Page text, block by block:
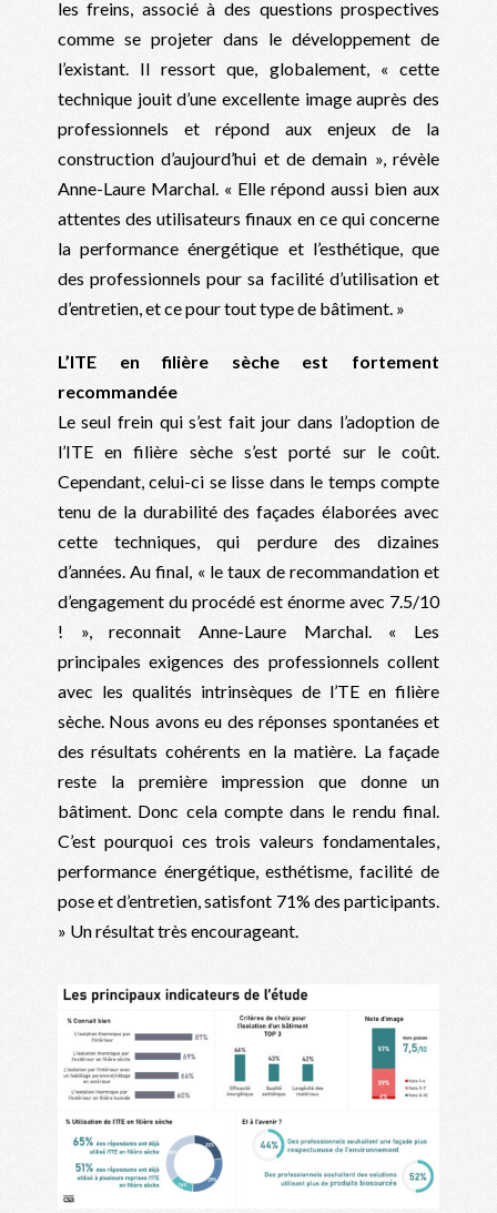
les freins, associé à des questions prospectives
comme se projeter dans le développement de
l’existant. Il ressort que, globalement, « cette
technique jouit d’une excellente image auprès des
professionnels et répond aux enjeux de la
construction d’aujourd’hui et de demain », révèle
Anne-Laure Marchal. « Elle répond aussi bien aux
attentes des utilisateurs finaux en ce qui concerne
la performance énergétique et l’esthétique, que
des professionnels pour sa facilité d’utilisation et
d’entretien, et ce pour tout type de bâtiment. »
L’ITE en filière sèche est fortement
recommandée
Le seul frein qui s’est fait jour dans l’adoption de
l’ITE en filière sèche s’est porté sur le coût.
Cependant, celui-ci se lisse dans le temps compte
tenu de la durabilité des façades élaborées avec
cette techniques, qui perdure des dizaines
d’années. Au final, « le taux de recommandation et
d’engagement du procédé est énorme avec 7.5/10
! », reconnait Anne-Laure Marchal. « Les
principales exigences des professionnels collent
avec les qualités intrinsèques de l’TE en filière
sèche. Nous avons eu des réponses spontanées et
des résultats cohérents en la matière. La façade
reste la première impression que donne un
bâtiment. Donc cela compte dans le rendu final.
C’est pourquoi ces trois valeurs fondamentales,
performance énergétique, esthétisme, facilité de
pose et d’entretien, satisfont 71% des participants.
» Un résultat très encourageant.